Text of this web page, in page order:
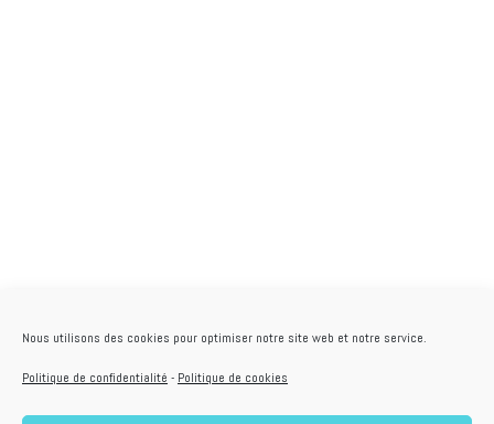
Nous utilisons des cookies pour optimiser notre site web et notre service.
Politique de confidentialité - Politique de cookies